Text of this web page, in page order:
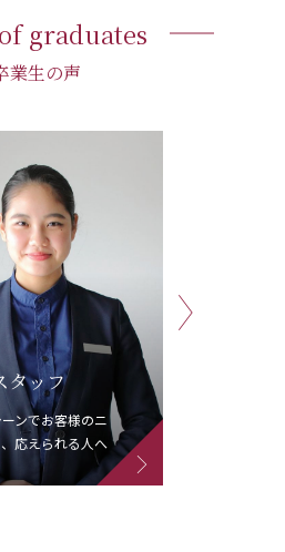
graduates
業生の声
タッフ
ンでお客様のニ
応えられる人へ
Next